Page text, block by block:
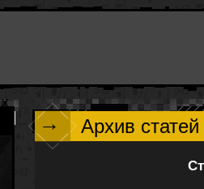
→ Архив статей